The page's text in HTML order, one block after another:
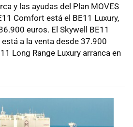
y las ayudas del Plan MOVES
Comfort está el BE11 Luxury,
euros. El Skywell BE11
a la venta desde 37.900
Long Range Luxury arranca en